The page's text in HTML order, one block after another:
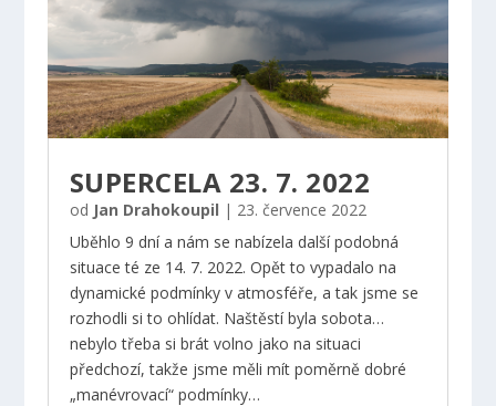
SUPERCELA 23. 7. 2022
od Jan Drahokoupil | 23. července 2022
Uběhlo 9 dní a nám se nabízela další podobná
situace té ze 14. 7. 2022. Opět to vypadalo na
dynamické podmínky v atmosféře, a tak jsme se
rozhodli si to ohlídat. Naštěstí byla sobota…
nebylo třeba si brát volno jako na situaci
předchozí, takže jsme měli mít poměrně dobré
„manévrovací“ podmínky…